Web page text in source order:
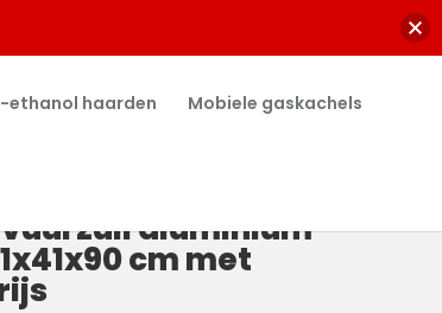
ethanol haarden Mobiele gaskachels
aluminium
cm met